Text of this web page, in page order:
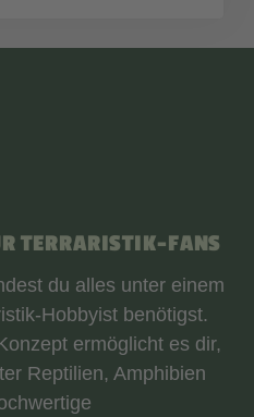
TERRARISTIK-FANS
du alles unter einem
Hobbyist benötigst.
ermöglicht es dir,
Reptilien, Amphibien